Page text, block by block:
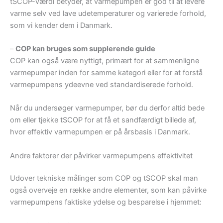
varme selv ved lave udetemperaturer og varierede forhold,
som vi kender dem i Danmark.
–COP kan bruges som supplerende guide
COP kan også være nyttigt, primært for at sammenligne
varmepumper inden for samme kategori eller for at forstå
varmepumpens ydeevne ved standardiserede forhold.
Når du undersøger varmepumper, bør du derfor altid bede
om eller tjekke tSCOP for at få et sandfærdigt billede af,
hvor effektiv varmepumpen er på årsbasis i Danmark.
Andre faktorer der påvirker varmepumpens effektivitet
Udover tekniske målinger som COP og tSCOP skal man
også overveje en række andre elementer, som kan påvirke
varmepumpens faktiske ydelse og besparelse i hjemmet: